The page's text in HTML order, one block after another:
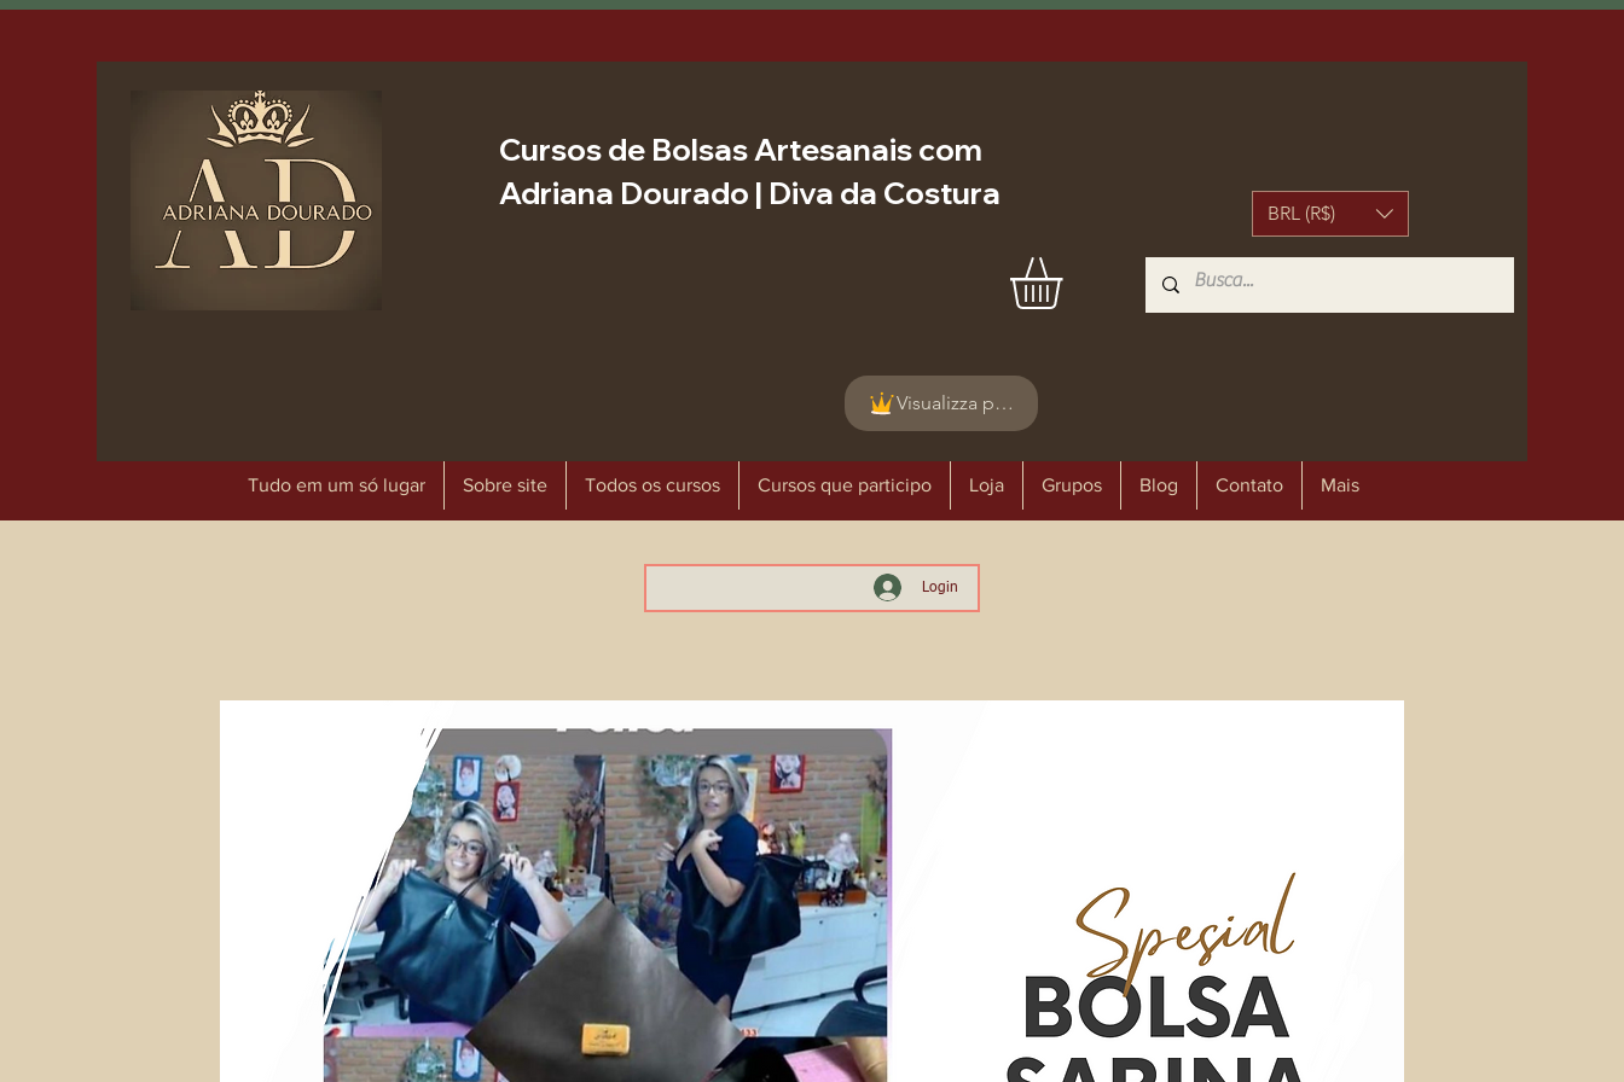
Cursos de Bolsas Artesanais com
Adriana Dourado | Diva da Costura
BRL (R$)
Visualizza punti
Tudo em um só lugar Sobre site Todos os cursos Cursos que participo Loja Grupos Blog Contato Mais
Login